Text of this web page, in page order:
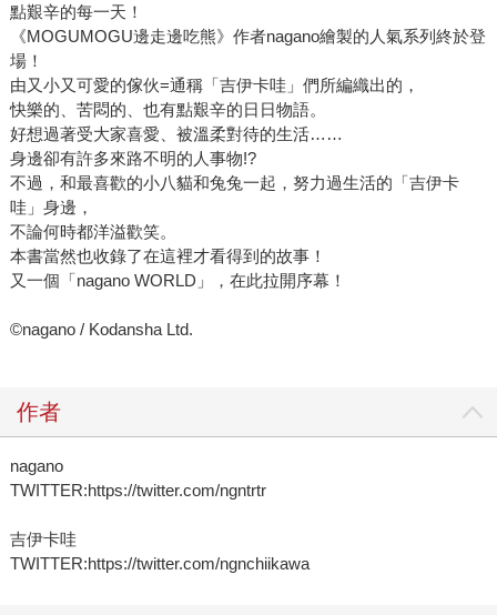
點艱辛的每一天！
《MOGUMOGU邊走邊吃熊》作者nagano繪製的人氣系列終於登
場！
由又小又可愛的傢伙=通稱「吉伊卡哇」們所編織出的，
快樂的、苦悶的、也有點艱辛的日日物語。
好想過著受大家喜愛、被溫柔對待的生活……
身邊卻有許多來路不明的人事物!?
不過，和最喜歡的小八貓和兔兔一起，努力過生活的「吉伊卡
哇」身邊，
不論何時都洋溢歡笑。
本書當然也收錄了在這裡才看得到的故事！
又一個「nagano WORLD」，在此拉開序幕！
©nagano / Kodansha Ltd.
作者
nagano
TWITTER:https://twitter.com/ngntrtr
吉伊卡哇
TWITTER:https://twitter.com/ngnchiikawa